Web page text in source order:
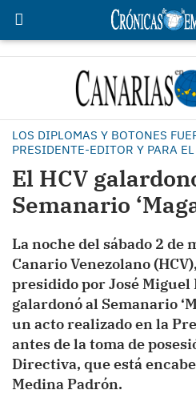
LOS DIPLOMAS Y BOTONES
PRESIDENTE-EDITOR Y PARA
El HCV
Semanario
La noche del sábado 2 de
Canario Venezolano
presidido por José Miguel
galardonó al Semanario
un acto realizado en la
antes de la toma de
Directiva, que está
Medina Padrón.